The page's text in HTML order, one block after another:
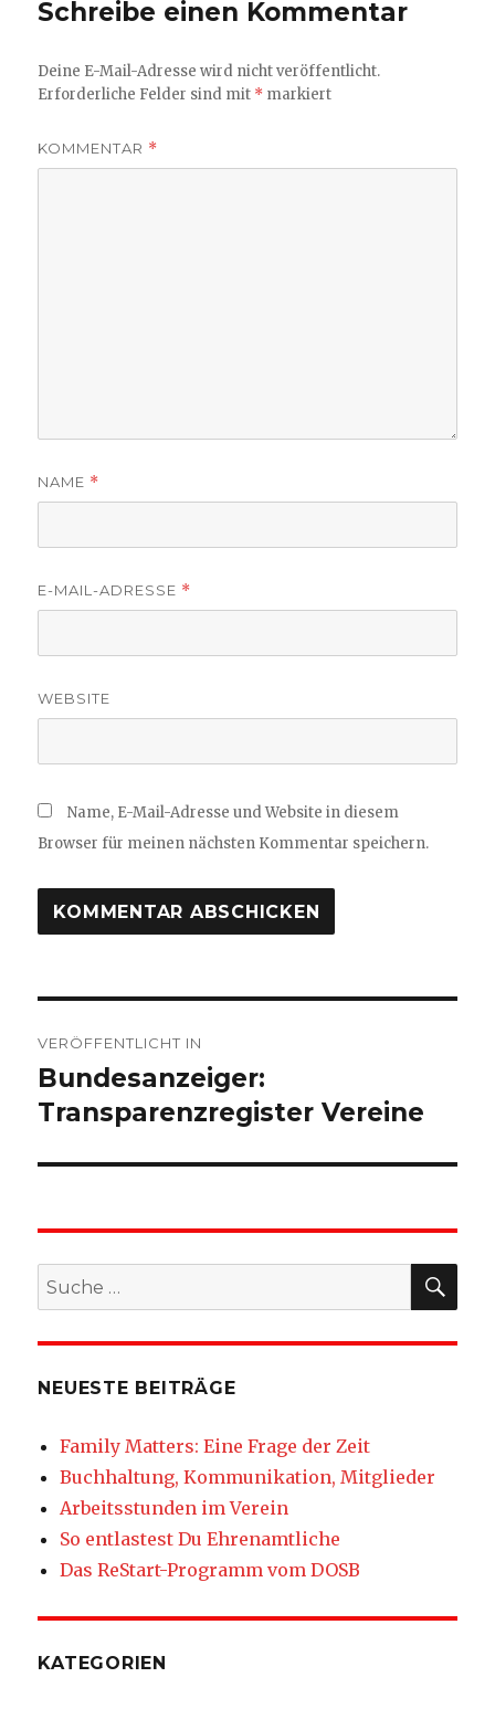
Schreibe einen Kommentar
Deine E-Mail-Adresse wird nicht veröffentlicht.
Erforderliche Felder sind mit * markiert
KOMMENTAR *
NAME *
E-MAIL-ADRESSE *
WEBSITE
Name, E-Mail-Adresse und Website in diesem
Browser für meinen nächsten Kommentar speichern.
VERÖFFENTLICHT IN
Bundesanzeiger:
Transparenzregister Vereine
Suche
nach:
NEUESTE BEITRÄGE
Family Matters: Eine Frage der Zeit
Buchhaltung, Kommunikation, Mitglieder
Arbeitsstunden im Verein
So entlastest Du Ehrenamtliche
Das ReStart-Programm vom DOSB
KATEGORIEN